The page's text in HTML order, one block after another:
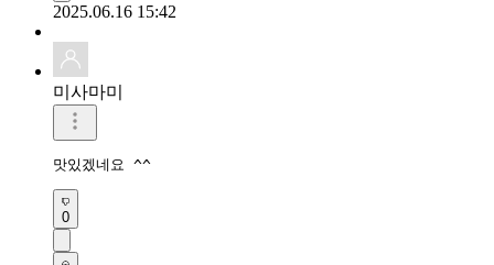
2025.06.16 15:42
미사마미
맛있겠네요 ^^
0